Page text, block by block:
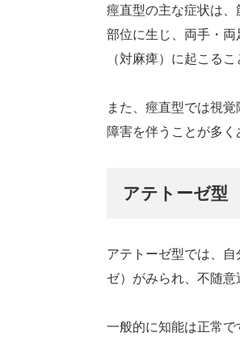
痙直型の主な症状は
部位に生じ、両手・
（対麻痺）に起こるこ
また、痙直型では視
障害を伴うことが多く
アテトーゼ型
アテトーゼ型では、
ゼ）がみられ、不随意
一般的に知能は正常